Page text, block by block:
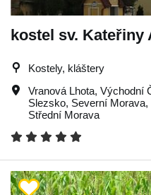
kostel sv. Kateřiny
Kostely, kláštery
Vranová Lhota, Východní
Slezsko, Severní Morava,
Střední Morava